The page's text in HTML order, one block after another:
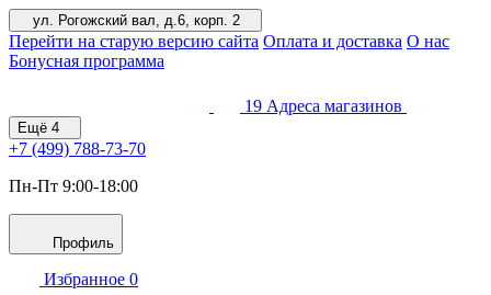
ул. Рогожский вал, д.6, корп. 2
Перейти на старую версию сайта Оплата и доставка О нас
Бонусная программа
19 Адреса магазинов
Ещё 4
+7 (499) 788-73-70
Пн-Пт 9:00-18:00
Профиль
Избранное 0